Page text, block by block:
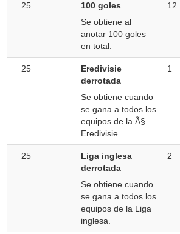
25
100 goles
Se obtiene al
anotar 100 goles
en total.
12
25
Eredivisie
derrotada
Se obtiene cuando
se gana a todos los
equipos de la Ã§
Eredivisie.
1
25
Liga inglesa
derrotada
Se obtiene cuando
se gana a todos los
equipos de la Liga
inglesa.
2